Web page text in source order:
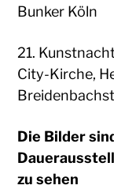
Bunker Köln
21.
City-Kirche,
Die Bilder
zu sehen